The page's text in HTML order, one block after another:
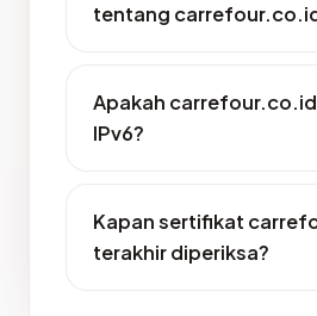
tentang
Apakah carrefour.co.id
IPv6?
Kapan sertifikat
terakhir diperiksa?